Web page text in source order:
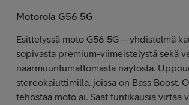
Motorola G56 5G
Esittelyssä moto G56 5G – yhdistelmä
sopivasta premium-viimeistelystä sekä
naarmuuntumattomasta näytöstä.
stereokaiuttimilla, joissa on Bass Boost.
tehostaa moto ai. Saat tuntikausia